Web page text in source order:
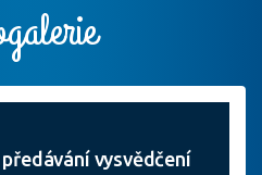
předávání vysvědčení